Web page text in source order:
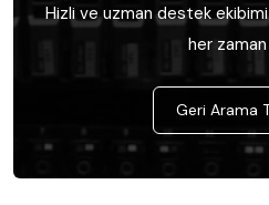
Hizli ve uzman destek
her zaman
Geri Arama